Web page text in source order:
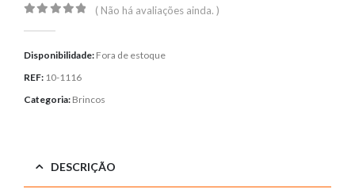
( Não há avaliações ainda. )
Disponibilidade: Fora de estoque
REF: 10-1116
Categoria: Brincos
DESCRIÇÃO